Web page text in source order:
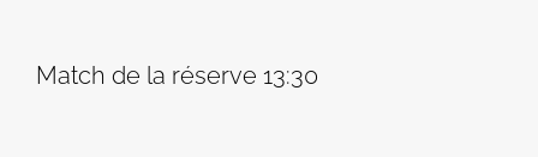
Match de la réserve 13:30